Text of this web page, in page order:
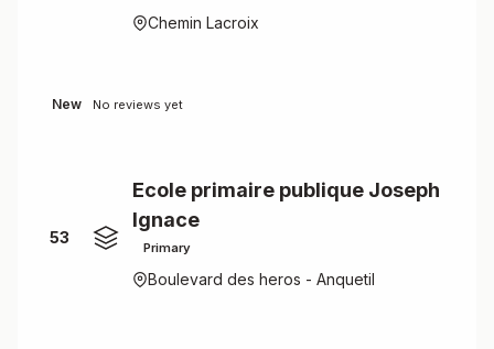
Chemin Lacroix
New No reviews yet
53
Ecole primaire publique Joseph
Ignace
Primary
Boulevard des heros - Anquetil